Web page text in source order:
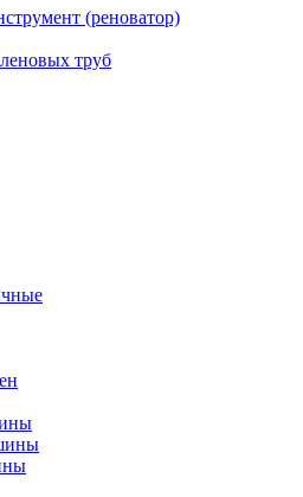
(реноватор)
труб